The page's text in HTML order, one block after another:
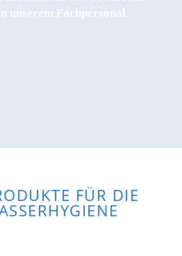
unserem Fachpersonal
FÜR DIE